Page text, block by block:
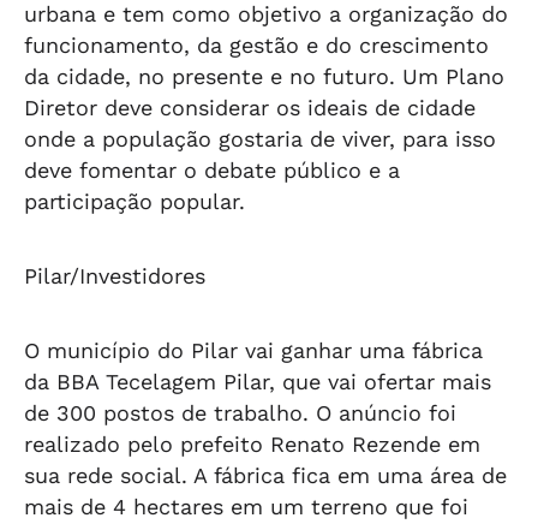
urbana e tem como objetivo a organização do
funcionamento, da gestão e do crescimento
da cidade, no presente e no futuro. Um Plano
Diretor deve considerar os ideais de cidade
onde a população gostaria de viver, para isso
deve fomentar o debate público e a
participação popular.
Pilar/Investidores
O município do Pilar vai ganhar uma fábrica
da BBA Tecelagem Pilar, que vai ofertar mais
de 300 postos de trabalho. O anúncio foi
realizado pelo prefeito Renato Rezende em
sua rede social. A fábrica fica em uma área de
mais de 4 hectares em um terreno que foi